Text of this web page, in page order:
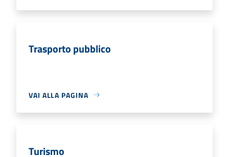
Trasporto pubblico
VAI ALLA PAGINA
Turismo